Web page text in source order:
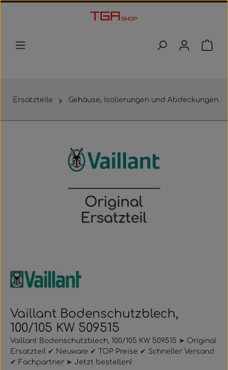
Zum Hauptinhalt springen
Ersatzteile Gehäuse, Isolierungen und Abdeckungen
Vaillant Bodenschutzblech,
100/105 KW 509515
Vaillant Bodenschutzblech, 100/105 KW 509515 ➤ Original
Ersatzteil ✔ Neuware ✔ TOP Preise ✔ Schneller Versand
✔ Fachpartner ➤ Jetzt bestellen!